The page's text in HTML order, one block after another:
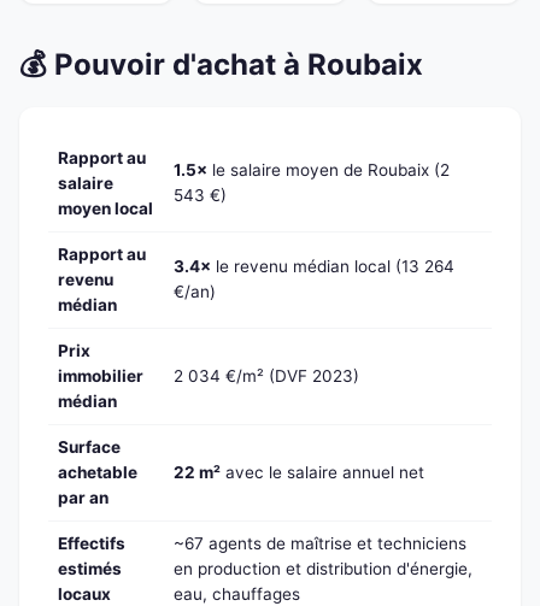
💰 Pouvoir d'achat à Roubaix
Rapport au
salaire
moyen local
1.5× le salaire moyen de Roubaix (2
543 €)
Rapport au
revenu
médian
3.4× le revenu médian local (13 264
€/an)
Prix
immobilier
médian
2 034 €/m² (DVF 2023)
Surface
achetable
par an
22 m² avec le salaire annuel net
Effectifs
estimés
locaux
~67 agents de maîtrise et techniciens
en production et distribution d'énergie,
eau, chauffages